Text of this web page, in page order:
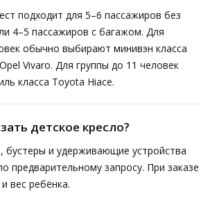
подходит для 5–6 пассажиров без
4–5 пассажиров с багажом. Для
обычно выбирают минивэн класса
Vivaro. Для группы до 11 человек
класса Toyota Hiace.
детское кресло?
бустеры и удерживающие устройства
предварительному запросу. При заказе
вес ребёнка.